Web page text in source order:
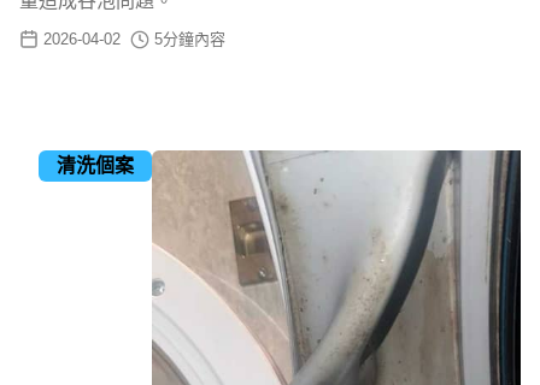
2026-04-02 5分鐘內容
清洗個案